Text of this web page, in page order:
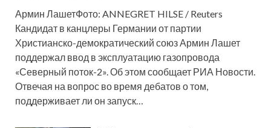
Армин ЛашетФото: ANNEGRET HILSE / Reuters
Кандидат в канцлеры Германии от партии
Христианско-демократический союз Армин Лашет
поддержал ввод в эксплуатацию газопровода
«Северный поток-2». Об этом сообщает РИА Новости.
Отвечая на вопрос во время дебатов о том,
поддерживает ли он запуск…